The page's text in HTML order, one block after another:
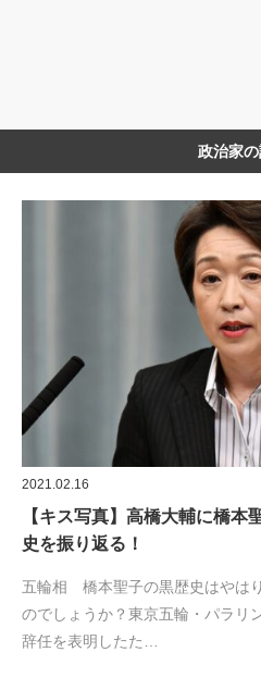
政治家
2021.02.16
【キス写真】高橋大輔に橋本
史を振り返る！
五輪相 橋本聖子の黒歴史はやは
のでしょうか？東京五輪・パラリ
辞任を表明したた…